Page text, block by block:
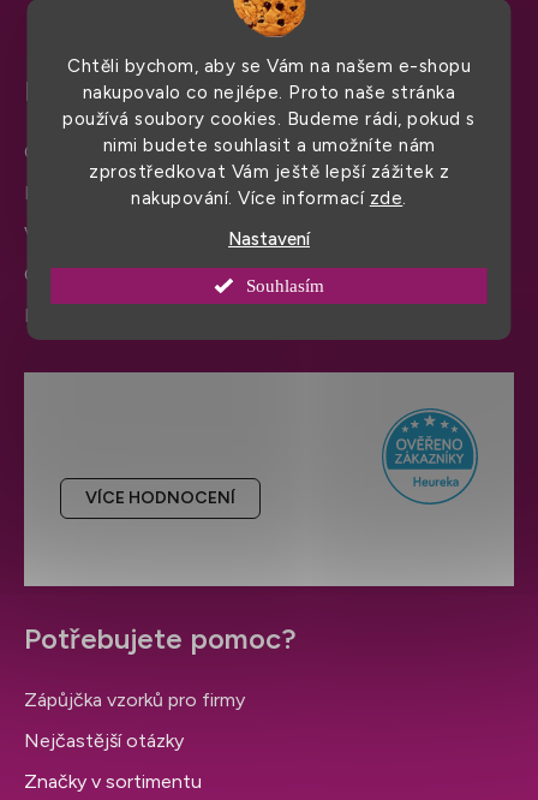
Chtěli bychom, aby se Vám na našem e-shopu
nakupovalo co nejlépe. Proto naše stránka
používá soubory cookies. Budeme rádi, pokud s
nimi budete souhlasit a umožníte nám
zprostředkovat Vám ještě lepší zážitek z
nakupování. Více informací zde.
Nastavení
Souhlasím
VÍCE HODNOCENÍ
Pro snadný nákup
Obchodní podmínky
Doprava a platba
Výměna zboží a reklamace
Ochrana osobních údajů
Informace a nastavení cookies
Potřebujete pomoc?
Zápůjčka vzorků pro firmy
Nejčastější otázky
Značky v sortimentu